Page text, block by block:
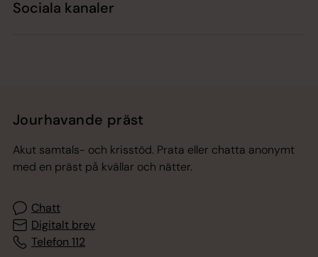
Sociala kanaler
Jourhavande präst
Akut samtals- och krisstöd. Prata eller chatta anonymt
med en präst på kvällar och nätter.
Chatt
Digitalt brev
Telefon 112